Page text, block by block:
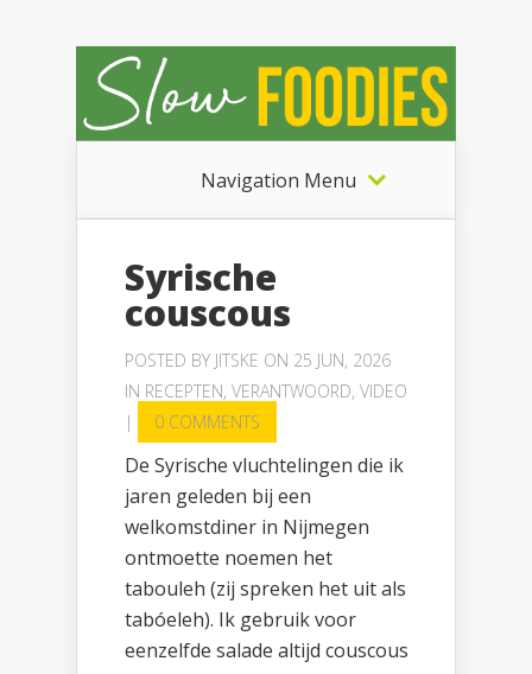
Navigation Menu
Syrische
couscous
POSTED BY JITSKE ON 25 JUN, 2026
IN RECEPTEN, VERANTWOORD, VIDEO
|
0 COMMENTS
De Syrische vluchtelingen die ik
jaren geleden bij een
welkomstdiner in Nijmegen
ontmoette noemen het
tabouleh (zij spreken het uit als
tabóeleh). Ik gebruik voor
eenzelfde salade altijd couscous